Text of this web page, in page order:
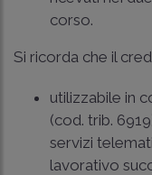
corso.
Si ricorda che il
utilizzabile in
(cod. trib.
servizi
lavorativo